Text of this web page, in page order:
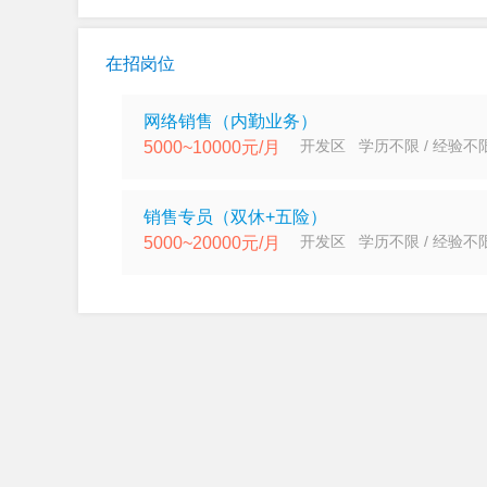
在招岗位
网络销售（内勤业务）
5000~10000元/月 开发区 学历不限 / 经验不
销售专员（双休+五险）
5000~20000元/月 开发区 学历不限 / 经验不